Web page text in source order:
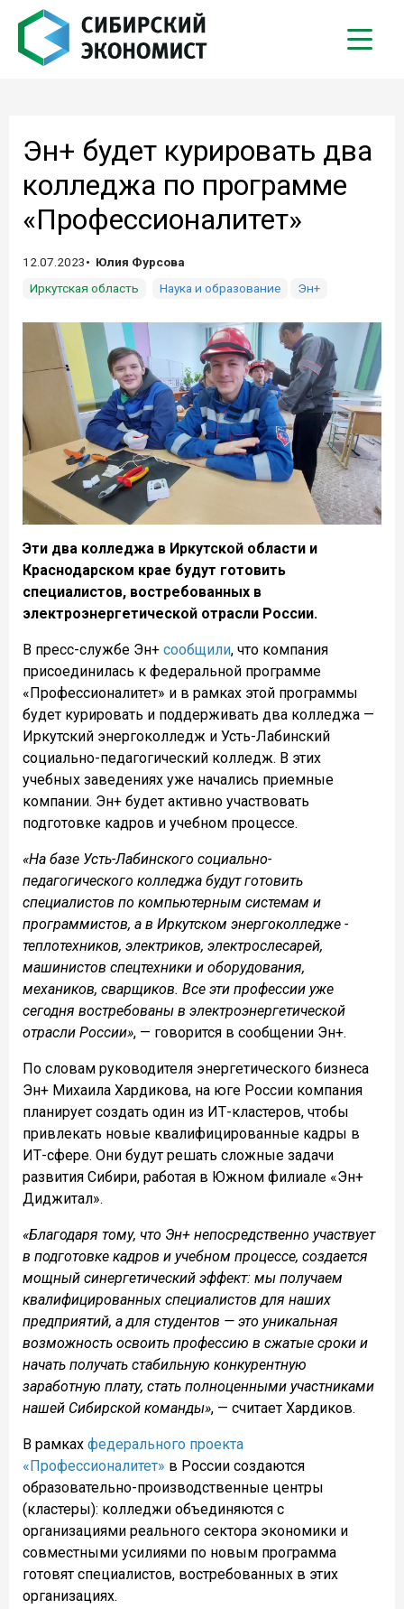
Эн+ будет курировать два
колледжа по программе
«Профессионалитет»
12.07.2023
Юлия Фурсова
Иркутская область
Наука и образование Эн+
Эти два колледжа в Иркутской области и
Краснодарском крае будут готовить
специалистов, востребованных в
электроэнергетической отрасли России.
В пресс-службе Эн+ сообщили, что компания
присоединилась к федеральной программе
«Профессионалитет» и в рамках этой программы
будет курировать и поддерживать два колледжа —
Иркутский энергоколледж и Усть-Лабинский
социально-педагогический колледж. В этих
учебных заведениях уже начались приемные
компании. Эн+ будет активно участвовать
подготовке кадров и учебном процессе.
«На базе Усть-Лабинского социально-
педагогического колледжа будут готовить
специалистов по компьютерным системам и
программистов, а в Иркутском энергоколледже -
теплотехников, электриков, электрослесарей,
машинистов спецтехники и оборудования,
механиков, сварщиков. Все эти профессии уже
сегодня востребованы в электроэнергетической
отрасли России», — говорится в сообщении Эн+.
По словам руководителя энергетического бизнеса
Эн+ Михаила Хардикова, на юге России компания
планирует создать один из ИТ-кластеров, чтобы
привлекать новые квалифицированные кадры в
ИТ-сфере. Они будут решать сложные задачи
развития Сибири, работая в Южном филиале «Эн+
Диджитал».
«Благодаря тому, что Эн+ непосредственно участвует
в подготовке кадров и учебном процессе, создается
мощный синергетический эффект: мы получаем
квалифицированных специалистов для наших
предприятий, а для студентов — это уникальная
возможность освоить профессию в сжатые сроки и
начать получать стабильную конкурентную
заработную плату, стать полноценными участниками
нашей Сибирской команды», — считает Хардиков.
В рамках федерального проекта
«Профессионалитет» в России создаются
образовательно-производственные центры
(кластеры): колледжи объединяются с
организациями реального сектора экономики и
совместными усилиями по новым программа
готовят специалистов, востребованных в этих
организациях.